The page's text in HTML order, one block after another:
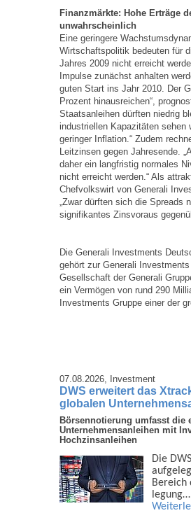
Finanzmärkte: Hohe Erträge
unwahrscheinlich
Eine geringere
Wirtschaftspolitik bedeuten für
Jahres 2009 nicht erreicht
Impulse zunächst anhalten
guten Start ins Jahr 2010. Der
Prozent hinausreichen“,
Staatsanleihen dürften niedrig
industriellen Kapazitäten sehen
geringer Inflation.“ Zudem
Leitzinsen gegen Jahresende.
daher ein langfristig normales
nicht erreicht werden.“ Als
Chefvolkswirt von Generali
„Zwar dürften sich die Spreads
signifikantes Zinsvoraus
Die Generali Investments
gehört zur Generali
Gesellschaft der Generali
ein Vermögen von rund 290
Investments Gruppe einer der
07.08.2026, Investment
DWS erweitert das
globalen
Börsennotierung umfasst die
Unternehmensanleihen mit
Hochzinsanleihen
Die
Bereich
legung…